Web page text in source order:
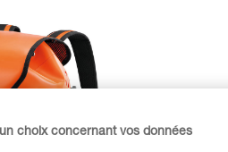
choix concernant vos données